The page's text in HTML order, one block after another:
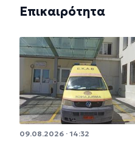
Επικαιρότητα
09.08.2026 · 14:32